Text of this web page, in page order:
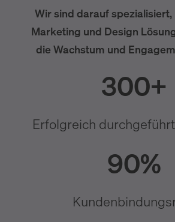
Wir sind darauf
Marketing und Design
die Wachstum und
300+
Erfolgreich
90%